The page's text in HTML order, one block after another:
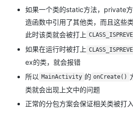
如果一个类的static方法，private
造函数中引用了其他类，而且这些
此时该类就会被打上
如果在运行时被打上
ex的类，就会报错
所以 MainActivity 的 onCreate()
类就会出现上文中的问题
正常的分包方案会保证相关类被打